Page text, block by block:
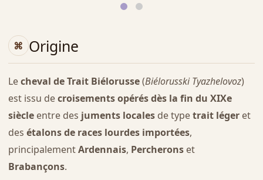
Origine
Lecheval de Trait Biélorusse(Biélorusski Tyazhelovoz)
est issu decroisements opérés dès la fin du XIXe
siècleentre des juments localesde typetrait légeret
des étalons de races lourdes importées,
principalementArdennais, Percheronset
Brabançons.